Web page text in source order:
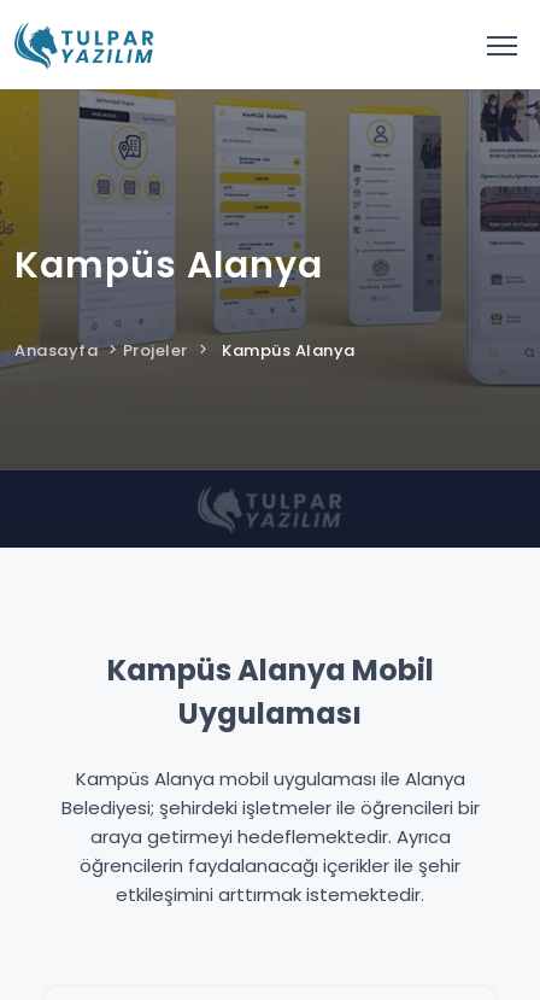
Kampüs Alanya
Anasayfa Projeler Kampüs Alanya
Kampüs Alanya Mobil
Uygulaması
Kampüs Alanya mobil uygulaması ile Alanya
Belediyesi; şehirdeki işletmeler ile öğrencileri bir
araya getirmeyi hedeflemektedir. Ayrıca
öğrencilerin faydalanacağı içerikler ile şehir
etkileşimini arttırmak istemektedir.